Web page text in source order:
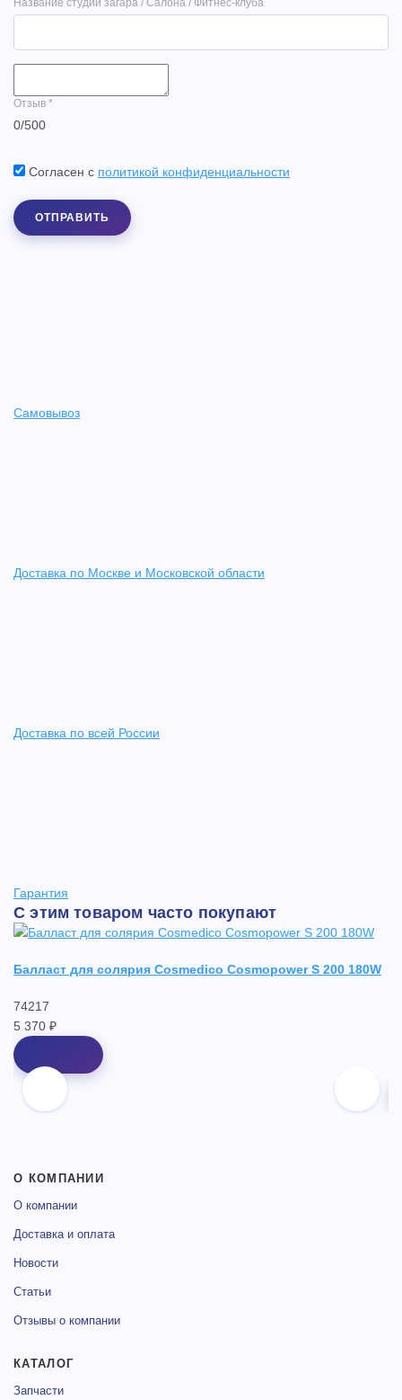
Название студии загара / Салона / Фитнес-клуба
Отзыв *
0/500
Согласен с политикой конфиденциальности
ОТПРАВИТЬ
Самовывоз
Доставка по Москве и Московской области
Доставка по всей России
Гарантия
С этим товаром часто покупают
Балласт для солярия Cosmedico Cosmopower S 200 180W
74217
5 370 ₽
О КОМПАНИИ
О компании
Доставка и оплата
Новости
Статьи
Отзывы о компании
КАТАЛОГ
Запчасти